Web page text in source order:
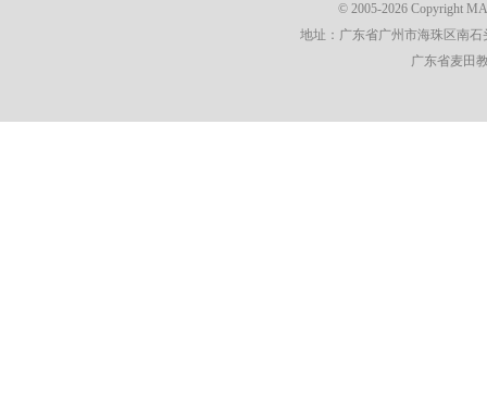
© 2005-2026 Copyright
地址：广东省广州市海珠区南石
广东省麦田